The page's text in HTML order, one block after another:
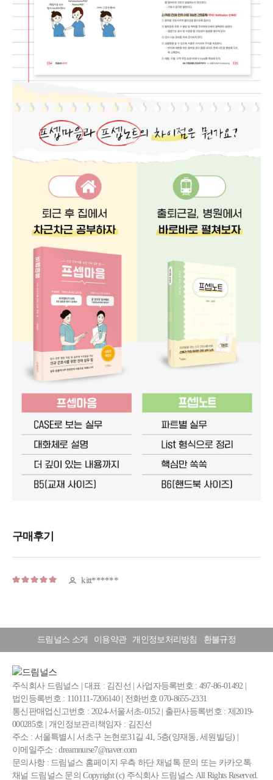
드림널스 소개 이용약관 개인정보처리방침 환불규정
주식회사 드림널스 | 대표 : 김진선 | 사업자등록번호 : 497-86-01492 |
법인등록번호 : 110111-7206140 | 전화번호 070-8655-2331
통신판매업신고번호 : 2024-서울서초-0152 | 출판사등록번호 : 제2019-
000285호 | 개인정보관리책임자 : 김진선
주소 : 서울특별시 서초구 논현로31길 41, 5층(양재동, 세원빌딩) |
이메일주소 : dreamnurse7@naver.com
문의사항 : 드림널스 홈페이지 우측 하단 채널톡 문의 또는 카카오톡
채널 드림널스 문의 Copyright (c) 주식회사 드림널스 All Rights Reserved.